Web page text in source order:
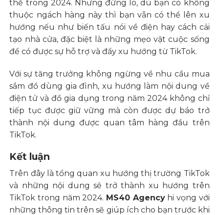
thế trong 2024. Nhưng đừng lo, dù bạn có không
thuộc ngách hàng này thì bạn vẫn có thể lên xu
hướng nếu như biến tấu nói về điện hay cách cải
tạo nhà cửa, đặc biệt là những mẹo vặt cuộc sống
để có được sự hỗ trợ và đẩy xu hướng từ TikTok.
Với sự tăng trưởng không ngừng về nhu cầu mua
sắm đồ dùng gia đình, xu hướng làm nội dung về
điện tử và đồ gia dụng trong năm 2024 không chỉ
tiếp tục được giữ vững mà còn được dự báo trở
thành nội dung được quan tâm hàng đầu trên
TikTok.
Kết luận
Trên đây là tổng quan xu hướng thị trường TikTok
và những nội dung sẽ trở thành xu hướng trên
TikTok trong năm 2024. MS40 Agencyhi vọng với
những thông tin trên sẽ giúp ích cho bạn trước khi